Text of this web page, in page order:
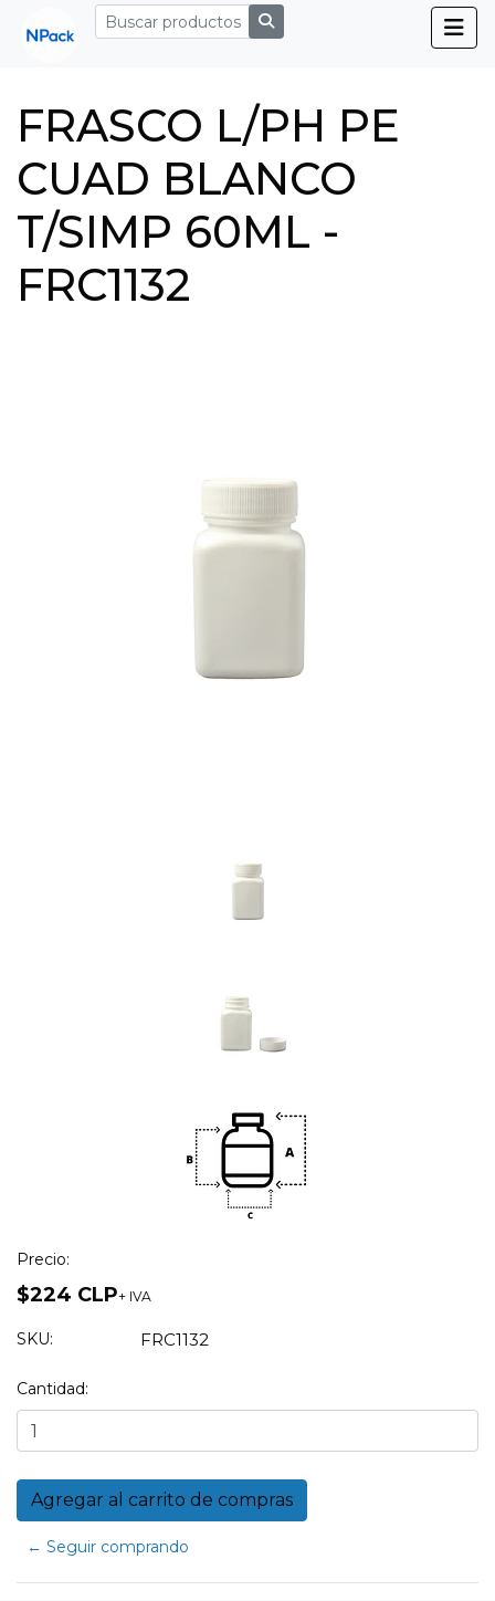
FRASCO L/PH PE
CUAD BLANCO
T/SIMP 60ML -
FRC1132
Precio:
$224 CLP+ IVA
SKU: FRC1132
Cantidad:
← Seguir comprando